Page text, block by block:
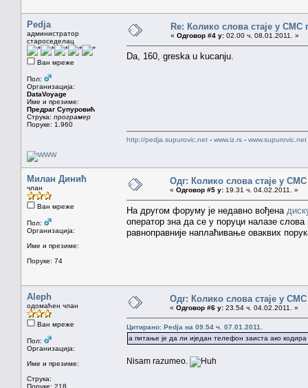
Pedja
администратор
староседелац
Ван мреже
Пол:
Организација:
DataVoyage
Име и презиме:
Предраг Супуровић
Струка: програмер
Поруке: 1.960
Re: Колико слова стаје у СМС
« Одговор #4 у: 02.00 ч. 08.01.2011. »
Da, 160, greska u kucanju.
http://pedja.supurovic.net - www.iz.rs - www.supurovic.net
Милан Динић
члан
Ван мреже
Пол:
Организација:
Име и презиме:
Поруке: 74
Одг: Колико слова стаје у
« Одговор #5 у: 19.31 ч. 04.02.2011. »
На другом форуму је недавно вођена
оператор зна да се у поруци налазе слова
равноправније наплаћивање оваквих
Aleph
одомаћен члан
Ван мреже
Пол:
Организација:
Име и презиме:
Струка:
Поруке: 218
Одг: Колико слова стаје у
« Одговор #6 у: 23.54 ч. 04.02.2011. »
Цитирано: Pedja на 09.54 ч. 07.01.2011.
а питање је да ли иједан телефон заиста ако кодира
Nisam razumeo.